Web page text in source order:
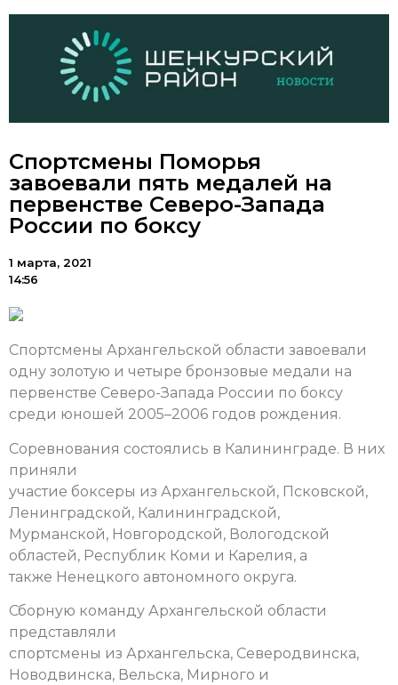
Спортсмены Поморья
завоевали пять медалей на
первенстве Северо-Запада
России по боксу
1 марта, 2021
14:56
Спортсмены Архангельской области завоевали
одну золотую и четыре бронзовые медали на
первенстве Северо-Запада России по боксу
среди юношей 2005–2006 годов рождения.
Соревнования состоялись в Калининграде. В них
приняли
участие боксеры из Архангельской, Псковской,
Ленинградской, Калининградской,
Мурманской, Новгородской, Вологодской
областей, Республик Коми и Карелия, а
также Ненецкого автономного округа.
Сборную команду Архангельской области
представляли
спортсмены из Архангельска, Северодвинска,
Новодвинска, Вельска, Мирного и